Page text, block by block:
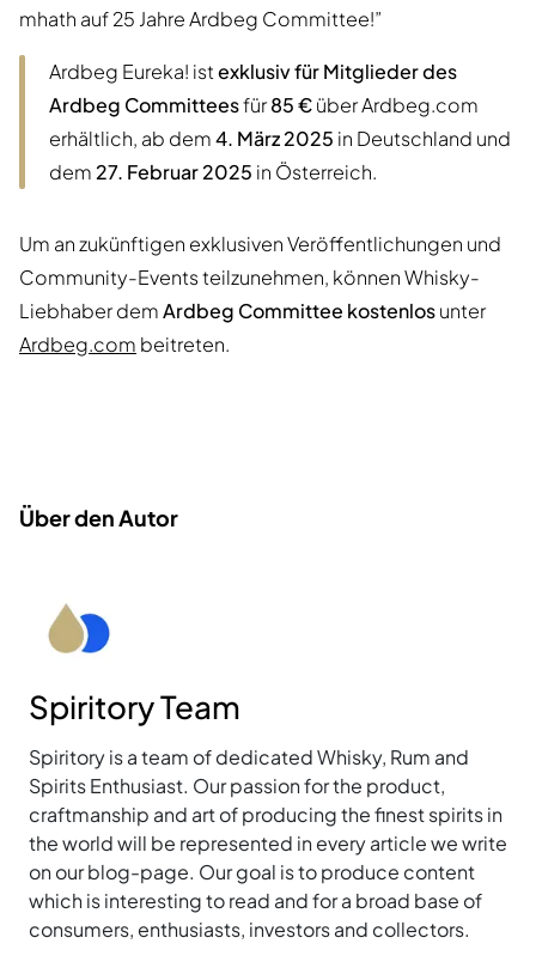
mhath auf 25 Jahre Ardbeg Committee!”
Ardbeg Eureka! istexklusiv für Mitglieder des
Ardbeg Committeesfür85 €über Ardbeg.com
erhältlich, ab dem4. März 2025 in Deutschland und
dem 27. Februar 2025 in Österreich.
Um an zukünftigen exklusiven Veröffentlichungen und
Community-Events teilzunehmen, können Whisky-
Liebhaber demArdbeg Committee kostenlosunter
Ardbeg.com beitreten.
Über den Autor
Spiritory Team
Spiritory is a team of dedicated Whisky, Rum and
Spirits Enthusiast. Our passion for the product,
craftmanship and art of producing the finest spirits in
the world will be represented in every article we write
on our blog-page. Our goal is to produce content
which is interesting to read and for a broad base of
consumers, enthusiasts, investors and collectors.